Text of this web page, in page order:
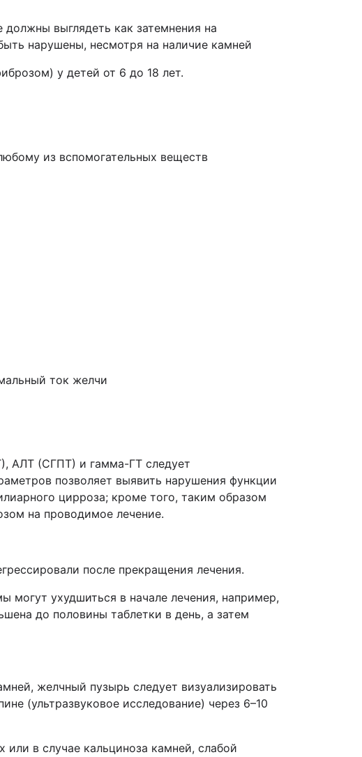
выглядеть как затемнения на
нарушены, несмотря на наличие камней
у детей от 6 до 18 лет.
из вспомогательных веществ
ток желчи
АЛТ (СГПТ) и гамма-ГТ следует
позволяет выявить нарушения функции
цирроза; кроме того, таким образом
на проводимое лечение.
после прекращения лечения.
ухудшиться в начале лечения, например,
до половины таблетки в день, а затем
желчный пузырь следует визуализировать
(ультразвуковое исследование) через 6–10
в случае кальциноза камней, слабой